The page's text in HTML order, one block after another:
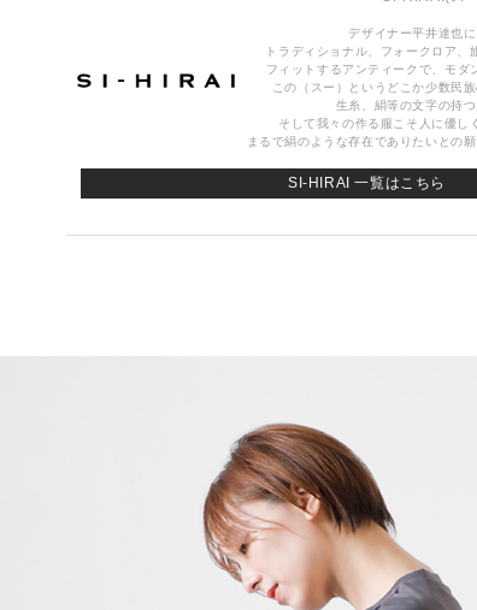
デザイナー平井達也
トラディショナル、フォークロア
フィットするアンティークで、モダ
この（スー）というどこか少数民
生糸、絹等の文字の持
そして我々の作る服こそ人に優し
まるで絹のような存在でありたいとの
SI-HIRAI 一覧はこちら